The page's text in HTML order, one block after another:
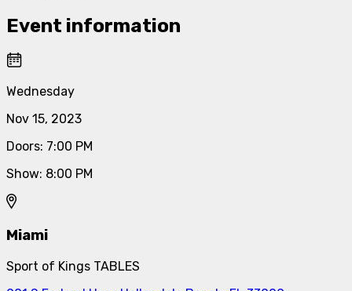
Event information
Wednesday
Nov 15, 2023
Doors: 7:00 PM
Show: 8:00 PM
Miami
Sport of Kings TABLES